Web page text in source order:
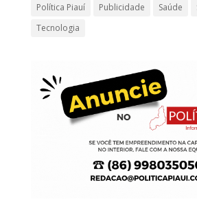
Política Piauí
Publicidade Saúde
Tecnologia